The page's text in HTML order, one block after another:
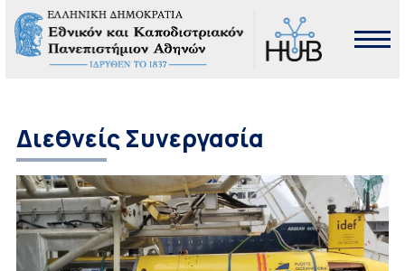
Διεθνείς Συνεργασία